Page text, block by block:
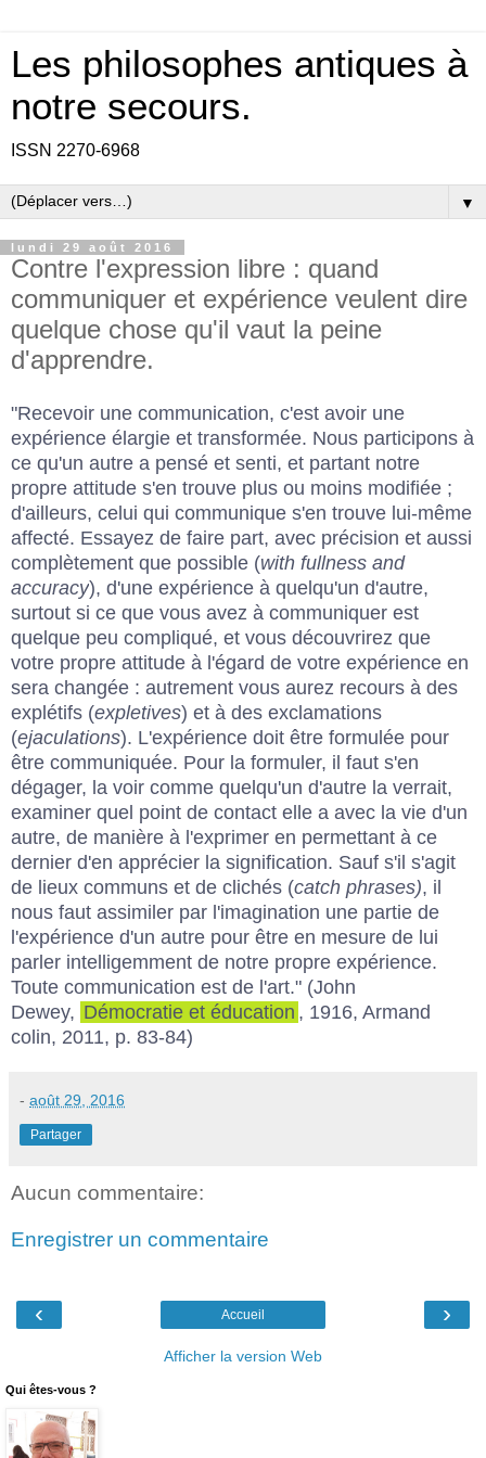
Les philosophes antiques à
notre secours.
ISSN 2270-6968
▼
lundi 29 août 2016
Contre l'expression libre : quand
communiquer et expérience veulent dire
quelque chose qu'il vaut la peine
d'apprendre.
"Recevoir une communication, c'est avoir une
expérience élargie et transformée. Nous participons à
ce qu'un autre a pensé et senti, et partant notre
propre attitude s'en trouve plus ou moins modifiée ;
d'ailleurs, celui qui communique s'en trouve lui-même
affecté. Essayez de faire part, avec précision et aussi
complètement que possible (with fullness and
accuracy), d'une expérience à quelqu'un d'autre,
surtout si ce que vous avez à communiquer est
quelque peu compliqué, et vous découvrirez que
votre propre attitude à l'égard de votre expérience en
sera changée : autrement vous aurez recours à des
explétifs (expletives) et à des exclamations
(ejaculations). L'expérience doit être formulée pour
être communiquée. Pour la formuler, il faut s'en
dégager, la voir comme quelqu'un d'autre la verrait,
examiner quel point de contact elle a avec la vie d'un
autre, de manière à l'exprimer en permettant à ce
dernier d'en apprécier la signification. Sauf s'il s'agit
de lieux communs et de clichés (catch phrases), il
nous faut assimiler par l'imagination une partie de
l'expérience d'un autre pour être en mesure de lui
parler intelligemment de notre propre expérience.
Toute communication est de l'art." (John
Dewey, Démocratie et éducation , 1916, Armand
colin, 2011, p. 83-84)
- août 29, 2016
Partager
Aucun commentaire:
Enregistrer un commentaire
‹ ›
Accueil
Afficher la version Web
Qui êtes-vous ?